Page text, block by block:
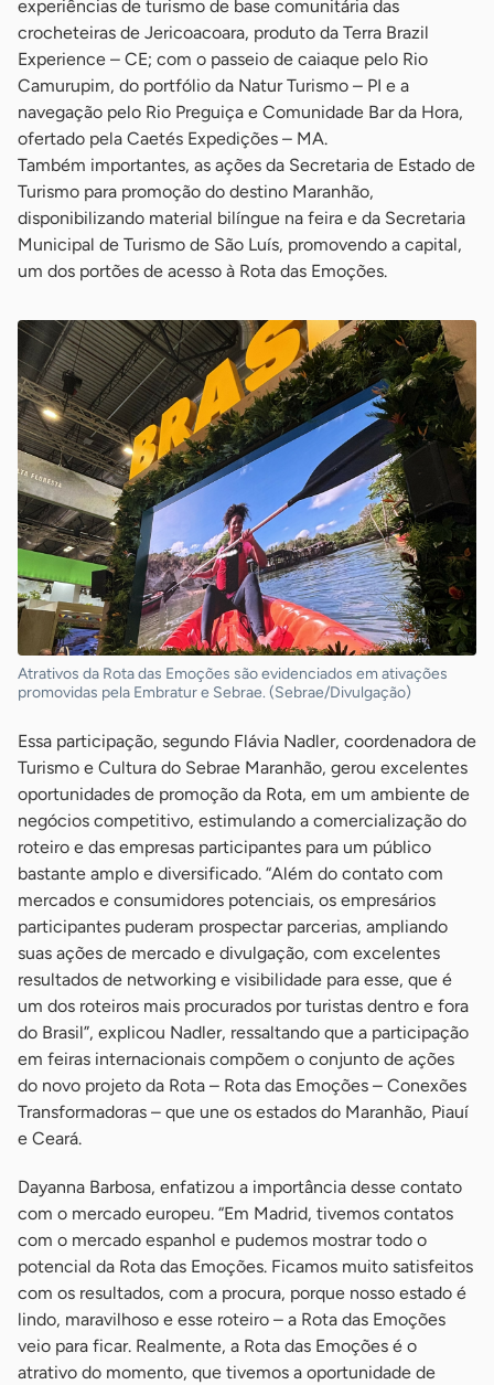
experiências de turismo de base comunitária das
crocheteiras de Jericoacoara, produto da Terra Brazil
Experience – CE; com o passeio de caiaque pelo Rio
Camurupim, do portfólio da Natur Turismo – PI e a
navegação pelo Rio Preguiça e Comunidade Bar da Hora,
ofertado pela Caetés Expedições – MA.
Também importantes, as ações da Secretaria de Estado de
Turismo para promoção do destino Maranhão,
disponibilizando material bilíngue na feira e da Secretaria
Municipal de Turismo de São Luís, promovendo a capital,
um dos portões de acesso à Rota das Emoções.
Atrativos da Rota das Emoções são evidenciados em ativações
promovidas pela Embratur e Sebrae. (Sebrae/Divulgação)
Essa participação, segundo Flávia Nadler, coordenadora de
Turismo e Cultura do Sebrae Maranhão, gerou excelentes
oportunidades de promoção da Rota, em um ambiente de
negócios competitivo, estimulando a comercialização do
roteiro e das empresas participantes para um público
bastante amplo e diversificado. “Além do contato com
mercados e consumidores potenciais, os empresários
participantes puderam prospectar parcerias, ampliando
suas ações de mercado e divulgação, com excelentes
resultados de networking e visibilidade para esse, que é
um dos roteiros mais procurados por turistas dentro e fora
do Brasil”, explicou Nadler, ressaltando que a participação
em feiras internacionais compõem o conjunto de ações
do novo projeto da Rota – Rota das Emoções – Conexões
Transformadoras – que une os estados do Maranhão, Piauí
e Ceará.
Dayanna Barbosa, enfatizou a importância desse contato
com o mercado europeu. “Em Madrid, tivemos contatos
com o mercado espanhol e pudemos mostrar todo o
potencial da Rota das Emoções. Ficamos muito satisfeitos
com os resultados, com a procura, porque nosso estado é
lindo, maravilhoso e esse roteiro – a Rota das Emoções
veio para ficar. Realmente, a Rota das Emoções é o
atrativo do momento, que tivemos a oportunidade de